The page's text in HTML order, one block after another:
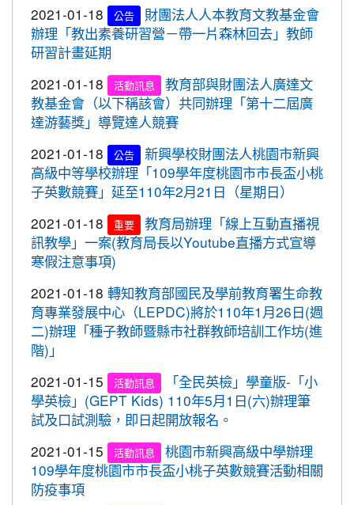
2020-09-24＜新制上路＞明年起，餐廳應標示豬肉
原料原產地。
2020-09-24＜新制上路＞明年起，貢丸水餃等應標
示豬肉原料原產地
2020-09-09 重要
『109年國家防災日演習』地震速
報演練，臨震應變「趴下、掩護、穩住」
『Earthquake Disaster Drill』
2020-09-08 重要
車子在走，駕照要有。 交通部及
桃園市政府關心您！
2020-09-08
重要
停一下海闊天空，讓一下保百年
身。 交通部及桃園市政府關心您！
2020-09-08 重要
跆拳道錦標賽成績優異
2020-10-27 賀!
本校學生參加運動i台灣109年桃園
市平鎮楊梅區羽球社區聯誼賽成績優異
2020-10-27
賀!
本校學生參加109年第30屆會長盃
全國溜冰錦標賽成績優異
2020-10-27
本校學生參加109年桃園市基層運
動選手訓練站羽球類區域性對抗賽成績優異
2020-10-21 賀!
恭喜本校六年六班花逸珊同學參加
「桃園市109學年度學生美術比賽」獲得繪畫類第三
名! 四年四班黃品憲同學獲得繪畫類佳作!
2020-10-05 賀!
本校學生參加109年新竹縣運動i台
灣社區羽球聯誼賽成績優異
2020-09-10
賀!
本校學生參加109年桃園市運動會-
市長盃滑輪溜冰錦標賽暨109年全民運動會代表隊選
拔賽成績優異
2020-09-04
魂全國國小羽球分齡賽成績優異
2020-07-15 賀!
本校學生參加2020年第六屆新北市
寶獅萊夏季理事長盃溜冰錦標賽成績優異
2020-07-08
賀!
本校學生參加109年桃園市運動會
市長盃溜冰錦標賽成績優異
2020-03-11
2021-01-18
公告
財團法人人本教育文教基金會
辦理「教出素養研習營－帶一片森林回去」教師
研習計畫延期
2021-01-18
活動訊息
教育部與財團法人廣達文
教基金會（以下稱該會）共同辦理「第十二屆廣
達游藝獎」導覽達人競賽
2021-01-18
公告
新興學校財團法人桃園市新興
高級中等學校辦理「109學年度桃園市市長盃小桃
子英數競賽」延至110年2月21日（星期日）
2021-01-18
重要
教育局辦理「線上互動直播視
訊教學」一案(教育局長以Youtube直播方式宣導
寒假注意事項)
2021-01-18 轉知教育部國民及學前教育署生命教
育專業發展中心（LEPDC)將於110年1月26日(週
二)辦理「種子教師暨縣市社群教師培訓工作坊(進
階)」
2021-01-15
活動訊息
「全民英檢」學童版-「小
學英檢」(GEPT Kids) 110年5月1日(六)辦理筆
試及口試測驗，即日起開放報名。
2021-01-15
活動訊息
桃園市新興高級中學辦理
109學年度桃園市市長盃小桃子英數競賽活動相關
防疫事項